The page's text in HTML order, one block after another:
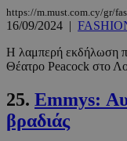
https://m.must.com.cy/gr/
16/09/2024 |
Η λαμπερή εκδήλωση
Θέατρο Peacock στο
25. Emmys:
βραδιάς